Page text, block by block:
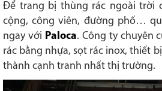
Để trang bị thùng rác ngoài trời
cộng, công viên, đường phố…
ngay với Paloca. Công ty chuyên
rác bằng nhựa, sọt rác inox, thiết
thành cạnh tranh nhất thị trường.